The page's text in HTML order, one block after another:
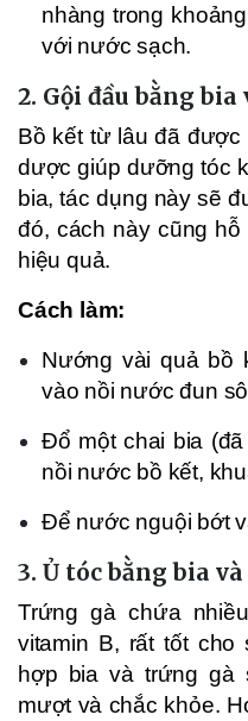
nhàng trong
với nước sạch.
2. Gội đầu bằng bia
Bồ kết từ lâu đã được
dược giúp dưỡng tóc
bia, tác dụng này sẽ
đó, cách này cũng
hiệu quả.
Cách làm:
Nướng vài quả bồ
vào nồi nước đun
Đổ một chai bia
nồi nước bồ kết,
Để nước nguội bớt
3. Ủ tóc bằng bia
Trứng gà chứa
vitamin B, rất tốt
hợp bia và trứng gà
mượt và chắc khỏe.